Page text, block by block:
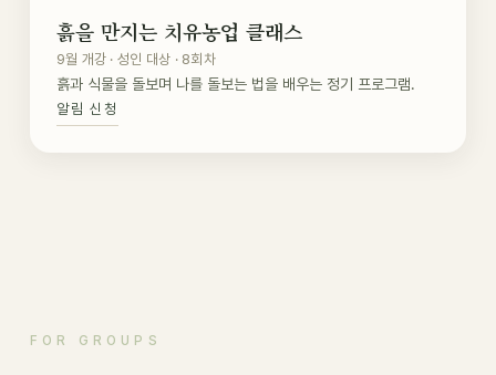
흙을 만지는 치유농업 클래스
9월 개강 · 성인 대상 · 8회차
흙과 식물을 돌보며 나를 돌보는 법을 배우는 정기 프로그램.
알림 신청
FOR GROUPS